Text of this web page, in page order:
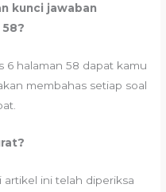
kunci jawaban
6 halaman 58 dapat kamu
membahas setiap soal
ini telah diperiksa